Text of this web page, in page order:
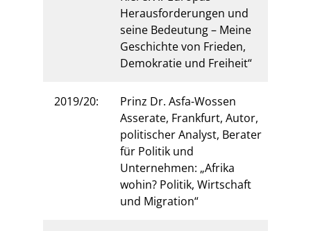
Herausforderungen und
seine Bedeutung – Meine
Geschichte von Frieden,
Demokratie und Freiheit“
2019/20:
Prinz Dr. Asfa-Wossen
Asserate, Frankfurt, Autor,
politischer Analyst, Berater
für Politik und
Unternehmen: „Afrika
wohin? Politik, Wirtschaft
und Migration“